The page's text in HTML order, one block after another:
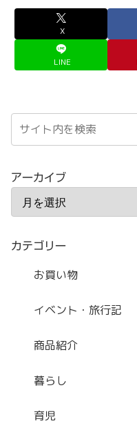
X
LINE
アーカイブ
カテゴリー
お買い物
イベント・旅行記
商品紹介
暮らし
育児